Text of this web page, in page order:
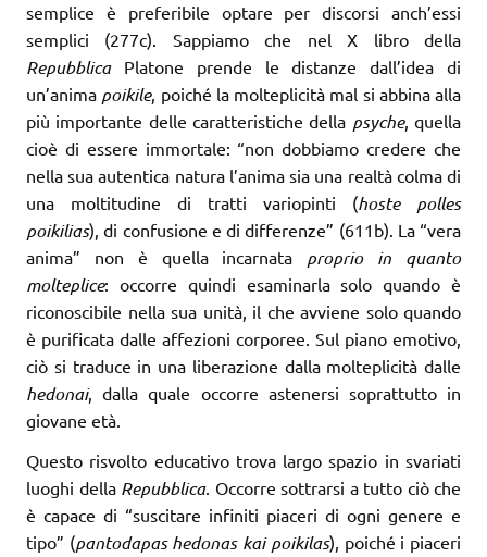
semplice è preferibile optare per discorsi anch’essi
semplici (277c). Sappiamo che nel X libro della
Repubblica Platone prende le distanze dall’idea di
un’anima poikile, poiché la molteplicità mal si abbina alla
più importante delle caratteristiche della psyche, quella
cioè di essere immortale: “non dobbiamo credere che
nella sua autentica natura l’anima sia una realtà colma di
una moltitudine di tratti variopinti (hoste polles
poikilias), di confusione e di differenze” (611b). La “vera
anima” non è quella incarnata proprio in quanto
molteplice: occorre quindi esaminarla solo quando è
riconoscibile nella sua unità, il che avviene solo quando
è purificata dalle affezioni corporee. Sul piano emotivo,
ciò si traduce in una liberazione dalla molteplicità dalle
hedonai, dalla quale occorre astenersi soprattutto in
giovane età.
Questo risvolto educativo trova largo spazio in svariati
luoghi della Repubblica. Occorre sottrarsi a tutto ciò che
è capace di “suscitare infiniti piaceri di ogni genere e
tipo” (pantodapas hedonas kai poikilas), poiché i piaceri